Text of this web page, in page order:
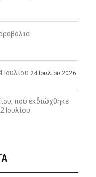
Ιουλίου 24 Ιουλίου 2026
που εκδιώχθηκε
Ιουλίου